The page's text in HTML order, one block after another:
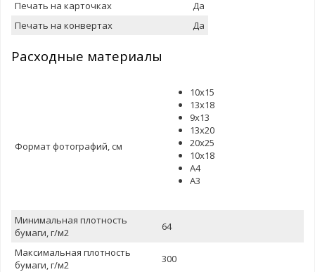
Печать на карточках
Да
Печать на конвертах
Да
Расxодные материалы
Формат фотографий, см
10x15
13x18
9x13
13x20
20x25
10x18
A4
А3
Минимальная плотность
бумаги, г/м2
64
Максимальная плотность
бумаги, г/м2
300